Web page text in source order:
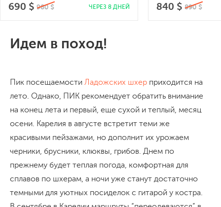
690 $ 980 $ ЧЕРЕЗ 8 ДНЕЙ 840 $ 890 $
Идем в поход!
Пик посещаемости Ладожских шхер приходится на
лето. Однако, ПИК рекомендует обратить внимание
на конец лета и первый, еще сухой и теплый, месяц
осени. Карелия в августе встретит теми же
красивыми пейзажами, но дополнит их урожаем
черники, брусники, клюквы, грибов. Днем по
прежнему будет теплая погода, комфортная для
сплавов по шхерам, а ночи уже станут достаточно
темными для уютных посиделок с гитарой у костра.